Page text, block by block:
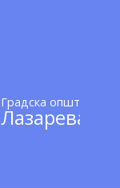
Градска општина
Лазаревац